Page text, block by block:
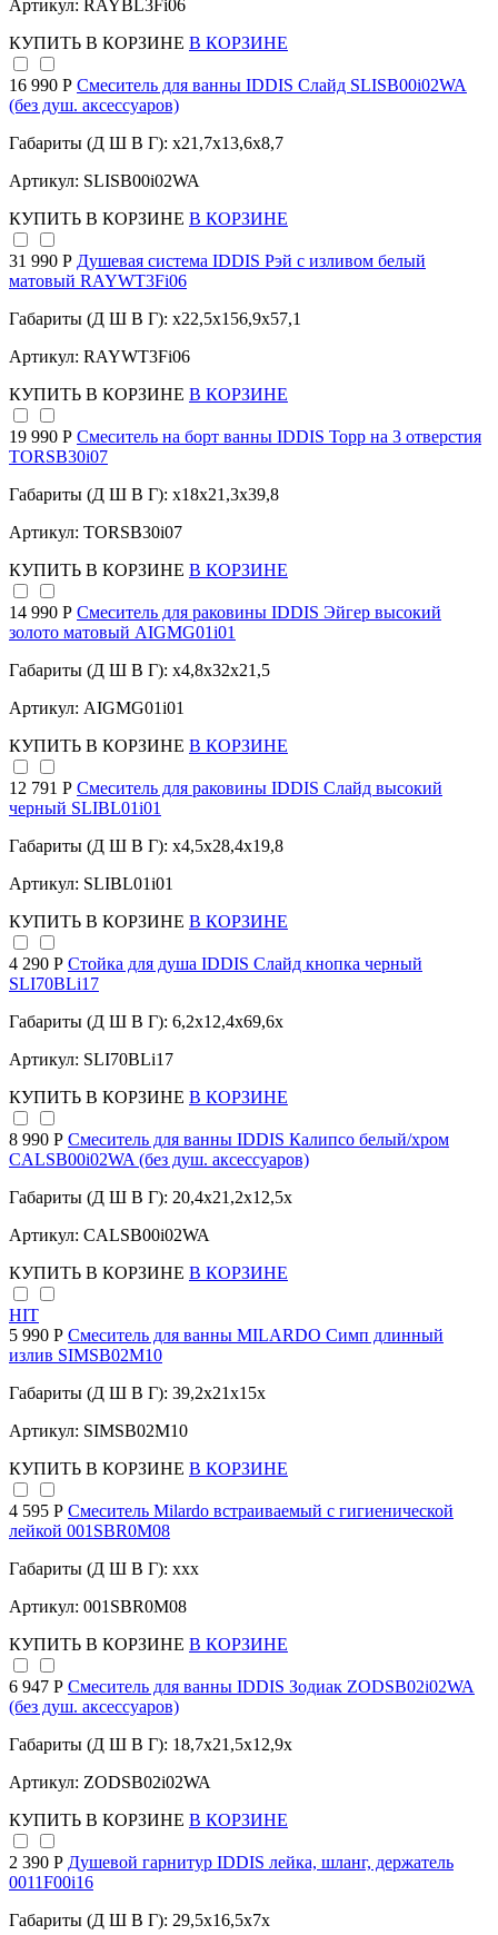
Артикул: RAYBL3Fi06
КУПИТЬ В КОРЗИНЕ В КОРЗИНЕ
16 990 Р Смеситель для ванны IDDIS Слайд SLISB00i02WA
(без душ. аксессуаров)
Габариты (Д Ш В Г): x21,7x13,6x8,7
Артикул: SLISB00i02WA
КУПИТЬ В КОРЗИНЕ В КОРЗИНЕ
31 990 Р Душевая система IDDIS Рэй с изливом белый
матовый RAYWT3Fi06
Габариты (Д Ш В Г): x22,5x156,9x57,1
Артикул: RAYWT3Fi06
КУПИТЬ В КОРЗИНЕ В КОРЗИНЕ
19 990 Р Смеситель на борт ванны IDDIS Торр на 3 отверстия
TORSB30i07
Габариты (Д Ш В Г): x18x21,3x39,8
Артикул: TORSB30i07
КУПИТЬ В КОРЗИНЕ В КОРЗИНЕ
14 990 Р Cмеситель для раковины IDDIS Эйгер высокий
золото матовый AIGMG01i01
Габариты (Д Ш В Г): x4,8x32x21,5
Артикул: AIGMG01i01
КУПИТЬ В КОРЗИНЕ В КОРЗИНЕ
12 791 Р Смеситель для раковины IDDIS Слайд высокий
черный SLIBL01i01
Габариты (Д Ш В Г): x4,5x28,4x19,8
Артикул: SLIBL01i01
КУПИТЬ В КОРЗИНЕ В КОРЗИНЕ
4 290 Р Стойка для душа IDDIS Слайд кнопка черный
SLI70BLi17
Габариты (Д Ш В Г): 6,2x12,4x69,6x
Артикул: SLI70BLi17
КУПИТЬ В КОРЗИНЕ В КОРЗИНЕ
8 990 Р Смеситель для ванны IDDIS Калипсо белый/хром
CALSB00i02WA (без душ. аксессуаров)
Габариты (Д Ш В Г): 20,4x21,2x12,5x
Артикул: CALSB00i02WA
КУПИТЬ В КОРЗИНЕ В КОРЗИНЕ
HIT
5 990 Р Смеситель для ванны MILARDO Симп длинный
излив SIMSB02M10
Габариты (Д Ш В Г): 39,2x21x15x
Артикул: SIMSB02M10
КУПИТЬ В КОРЗИНЕ В КОРЗИНЕ
4 595 Р Смеситель Milardo встраиваемый с гигиенической
лейкой 001SBR0M08
Габариты (Д Ш В Г): xxx
Артикул: 001SBR0M08
КУПИТЬ В КОРЗИНЕ В КОРЗИНЕ
6 947 Р Смеситель для ванны IDDIS Зодиак ZODSB02i02WA
(без душ. аксессуаров)
Габариты (Д Ш В Г): 18,7x21,5x12,9x
Артикул: ZODSB02i02WA
КУПИТЬ В КОРЗИНЕ В КОРЗИНЕ
2 390 Р Душевой гарнитур IDDIS лейка, шланг, держатель
0011F00i16
Габариты (Д Ш В Г): 29,5x16,5x7x